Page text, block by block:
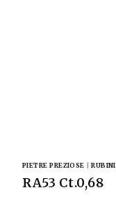
PIETRE PREZIOSE |RUBINI
RA53 Ct.0,68